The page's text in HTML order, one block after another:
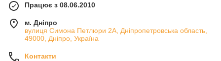
Працює з 08.06.2010
м. Дніпро
вулиця Симона Петлюри 2А, Дніпропетровська область,
49000, Дніпро, Україна
Контакти